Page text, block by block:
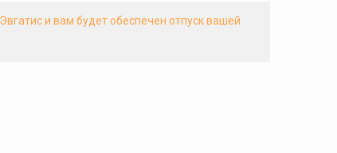
и вам будет обеспечен отпуск вашей